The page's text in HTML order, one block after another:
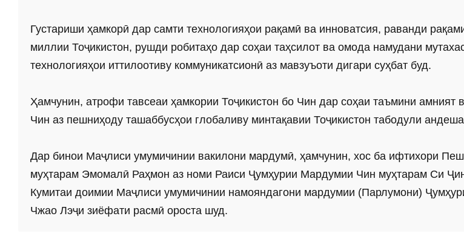
Густариши ҳамкорӣ дар самти технологияҳои рақамӣ ва инноватсия, раванди
миллии Тоҷикистон, рушди робитаҳо дар соҳаи таҳсилот ва омода намудани
технологияҳои иттилоотиву коммуникатсионӣ аз мавзуъоти дигари суҳбат буд.
Ҳамчунин, атрофи тавсеаи ҳамкории Тоҷикистон бо Чин дар соҳаи таъмини амният
Чин аз пешниҳоду ташаббусҳои глобаливу минтақавии Тоҷикистон табодули
Дар бинои Маҷлиси умумичинии вакилони мардумӣ, ҳамчунин, хос ба ифтихори
муҳтарам Эмомалӣ Раҳмон аз номи Раиси Ҷумҳурии Мардумии Чин муҳтарам Си
Кумитаи доимии Маҷлиси умумичинии намояндагони мардумии (Парлумони)
Чжао Лэҷи зиёфати расмӣ ороста шуд.